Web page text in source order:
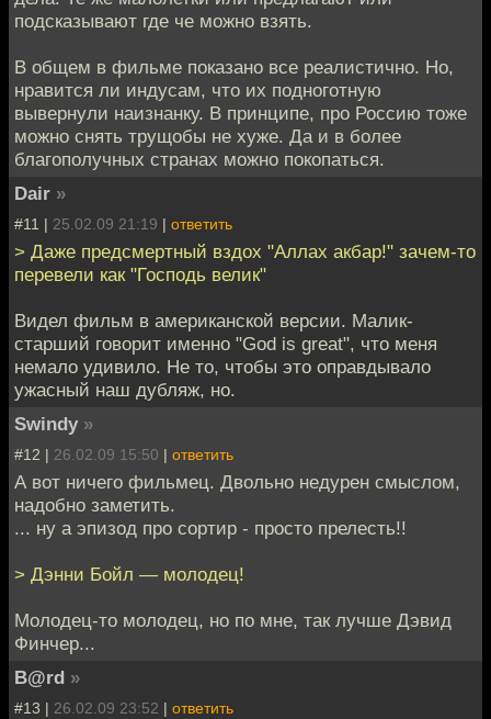
подсказывают где че можно взять.
В общем в фильме показано все реалистично. Но,
нравится ли индусам, что их подноготную
вывернули наизнанку. В принципе, про Россию тоже
можно снять трущобы не хуже. Да и в более
благополучных странах можно покопаться.
Dair »
#11 | 25.02.09 21:19 | ответить
> Даже предсмертный вздох "Аллах акбар!" зачем-то
перевели как "Господь велик"
Видел фильм в американской версии. Малик-
старший говорит именно "God is great", что меня
немало удивило. Не то, чтобы это оправдывало
ужасный наш дубляж, но.
Swindy »
#12 | 26.02.09 15:50 | ответить
А вот ничего фильмец. Двольно недурен смыслом,
надобно заметить.
... ну а эпизод про сортир - просто прелесть!!
> Дэнни Бойл — молодец!
Молодец-то молодец, но по мне, так лучше Дэвид
Финчер...
B@rd »
#13 | 26.02.09 23:52 | ответить